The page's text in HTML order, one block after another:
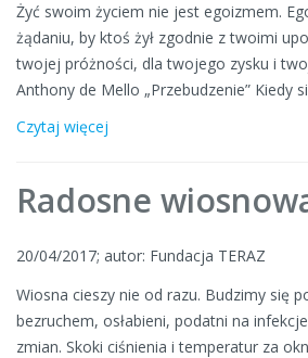
Żyć swoim życiem nie jest egoizmem.
żądaniu, by ktoś żył zgodnie z twoimi
twojej próżności, dla twojego zysku i
Anthony de Mello „Przebudzenie” Kiedy
Czytaj więcej
Radosne
20/04/2017; autor: Fundacja TERAZ
Wiosna cieszy nie od razu. Budzimy się
bezruchem, osłabieni, podatni na
zmian. Skoki ciśnienia i temperatur za